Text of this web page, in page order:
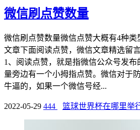
微信刷点赞数量
微信刷点赞数量微信点赞大概有4种
文章下面阅读点赞，微信文章精选留
1、阅读点赞，就是指微信公众号发
量旁边有一个小拇指点赞。微信对于
牛逼的，如果一个微信号经...
2022-05-29 444 篮球世界杯在哪里举